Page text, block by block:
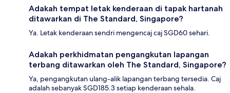
Adakah tempat letak kenderaan di tapak hartanah
ditawarkan di The Standard, Singapore?
Ya. Letak kenderaan sendri mengencaj caj SGD60 sehari.
Adakah perkhidmatan pengangkutan lapangan
terbang ditawarkan oleh The Standard, Singapore?
Ya, pengangkutan ulang-alik lapangan terbang tersedia. Caj
adalah sebanyak SGD185.3 setiap kenderaan sehala.